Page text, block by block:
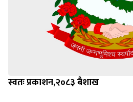
स्वतः प्रकाशन,२०८३ बैशाख